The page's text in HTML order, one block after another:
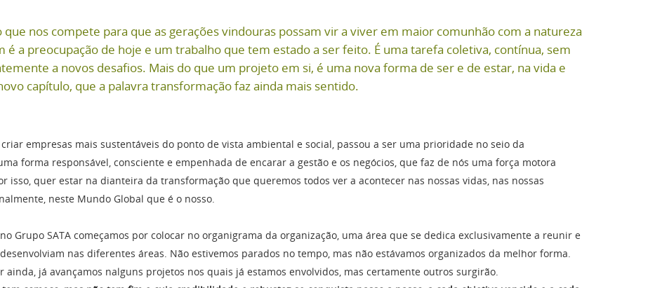
nos compete para que as gerações vindouras possam vir a viver em maior comunhão com a natureza
a preocupação de hoje e um trabalho que tem estado a ser feito. É uma tarefa coletiva, contínua, sem
a novos desafios. Mais do que um projeto em si, é uma nova forma de ser e de estar, na vida e
capítulo, que a palavra transformação faz ainda mais sentido.
empresas mais sustentáveis do ponto de vista ambiental e social, passou a ser uma prioridade no seio da
forma responsável, consciente e empenhada de encarar a gestão e os negócios, que faz de nós uma força motora
isso, quer estar na dianteira da transformação que queremos todos ver a acontecer nas nossas vidas, nas nossas
neste Mundo Global que é o nosso.
Grupo SATA começamos por colocar no organigrama da organização, uma área que se dedica exclusivamente a reunir e
nas diferentes áreas. Não estivemos parados no tempo, mas não estávamos organizados da melhor forma.
ainda, já avançamos nalguns projetos nos quais já estamos envolvidos, mas certamente outros surgirão.